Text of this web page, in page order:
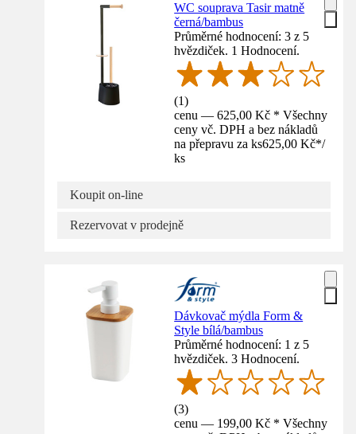
WC souprava Tasir matně
černá/bambus
Průměrné hodnocení: 3 z 5
hvězdiček. 1 Hodnocení.
(1)
cenu — 625,00 Kč * Všechny
ceny vč. DPH a bez nákladů
na přepravu za ks625,00 Kč*/
ks
Koupit on-line
Rezervovat v prodejně
Dávkovač mýdla Form &
Style bílá/bambus
Průměrné hodnocení: 1 z 5
hvězdiček. 3 Hodnocení.
(3)
cenu — 199,00 Kč * Všechny